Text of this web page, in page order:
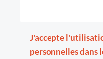
J'accepte
personnelles dans